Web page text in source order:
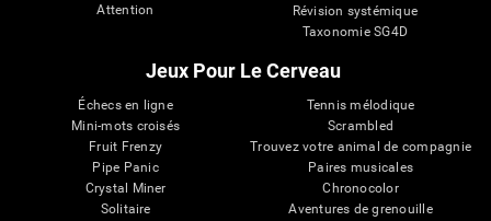
Attention
Révision systémique
Taxonomie SG4D
Jeux Pour Le Cerveau
Échecs en ligne
Mini-mots croisés
Fruit Frenzy
Pipe Panic
Crystal Miner
Solitaire
Tennis mélodique
Scrambled
Trouvez votre animal de compagnie
Paires musicales
Chronocolor
Aventures de grenouille